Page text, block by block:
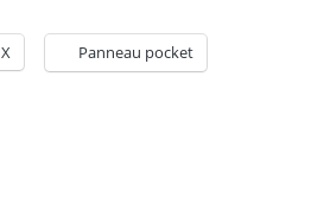
X Panneau pocket